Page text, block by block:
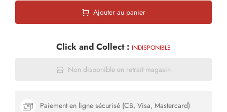
Ajouter au panier
Click and Collect : INDISPONIBLE
Non disponible en retrait magasin
Paiement en ligne sécurisé (CB, Visa, Mastercard)